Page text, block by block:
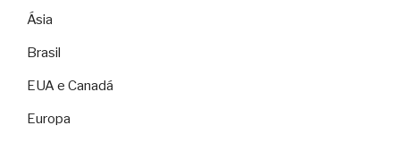
Ásia
Brasil
EUA e Canadá
Europa